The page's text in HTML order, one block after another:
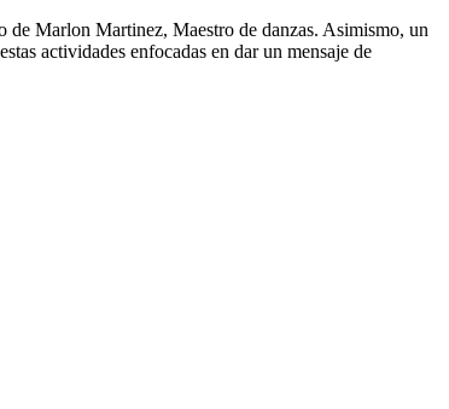
de Marlon Martinez, Maestro de danzas. Asimismo, un
actividades enfocadas en dar un mensaje de